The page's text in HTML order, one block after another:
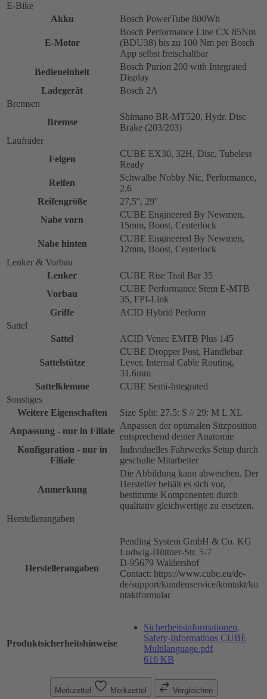
E-Bike
Akku
Bosch PowerTube 800Wh
E-Motor
Bosch Performance Line CX 85Nm
(BDU38) bis zu 100 Nm per Bosch
App selbst freischaltbar
Bedieneinheit
Bosch Purion 200 with Integrated
Display
Ladegerät
Bosch 2A
Bremsen
Bremse
Shimano BR-MT520, Hydr. Disc
Brake (203/203)
Laufräder
Felgen
CUBE EX30, 32H, Disc, Tubeless
Ready
Reifen
Schwalbe Nobby Nic, Performance,
2.6
Reifengröße
27,5'', 29''
Nabe vorn
CUBE Engineered By Newmen,
15mm, Boost, Centerlock
Nabe hinten
CUBE Engineered By Newmen,
12mm, Boost, Centerlock
Lenker & Vorbau
Lenker
CUBE Rise Trail Bar 35
Vorbau
CUBE Performance Stem E-MTB
35, FPI-Link
Griffe
ACID Hybrid Perform
Sattel
Sattel
ACID Venec EMTB Plus 145
Sattelstütze
CUBE Dropper Post, Handlebar
Lever, Internal Cable Routing,
31.6mm
Sattelklemme
CUBE Semi-Integrated
Sonstiges
Weitere Eigenschaften
Size Split: 27.5: S // 29: M L XL
Anpassung - nur in Filiale
Anpassen der optimalen Sitzposition
entsprechend deiner Anatomie
Konfiguration - nur in
Filiale
Individuelles Fahrwerks Setup durch
geschulte Mitarbeiter
Anmerkung
Die Abbildung kann abweichen. Der
Hersteller behält es sich vor,
bestimmte Komponenten durch
qualitativ gleichwertige zu ersetzen.
Herstellerangaben
Herstellerangaben
Pending System GmbH & Co. KG
Ludwig-Hüttner-Str. 5-7
D-95679 Waldershof
Contact: https://www.cube.eu/de-
de/support/kundenservice/kontakt/ko
ntaktformular
Produktsicherheitshinweise
Sicherheitsinformationen,
Safety-Informations CUBE
Multilanguage.pdf
616 KB
Merkzettel Merkzettel Vergleichen